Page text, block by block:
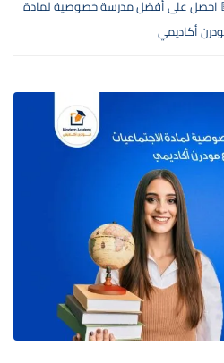
احصل على أفضل مدرسة خصوصية لمادة
أكاديمي